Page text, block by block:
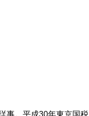
。平成30年東京国